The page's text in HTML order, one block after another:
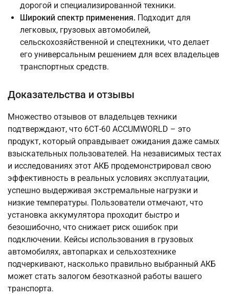
дорогой и специализированной техники.
Широкий спектр применения. Подходит для
легковых, грузовых автомобилей,
сельскохозяйственной и спецтехники, что делает
его универсальным решением для всех владельцев
транспортных средств.
Доказательства и отзывы
Множество отзывов от владельцев техники
подтверждают, что 6СТ-60 ACCUMWORLD – это
продукт, который оправдывает ожидания даже самых
взыскательных пользователей. На независимых тестах
и исследованиях этот АКБ продемонстрировал свою
эффективность в реальных условиях эксплуатации,
успешно выдерживая экстремальные нагрузки и
низкие температуры. Пользователи отмечают, что
установка аккумулятора проходит быстро и
безошибочно, что снижает риск ошибок при
подключении. Кейсы использования в грузовых
автомобилях, автопарках и сельхозтехнике
подчеркивают, насколько правильно выбранный АКБ
может стать залогом безотказной работы вашего
транспорта.